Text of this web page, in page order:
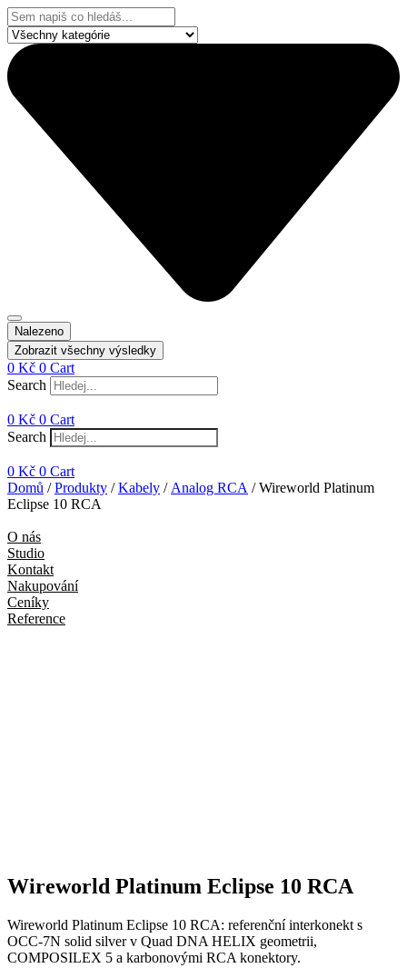
Přejít
k
obsahu
Search
...
Nalezeno
Zobrazit všechny výsledky
0 Kč 0 Cart
Search
0 Kč 0 Cart
Search
0 Kč 0 Cart
Domů /Produkty /Kabely / Analog RCA / Wireworld Platinum
Eclipse 10 RCA
O nás
Studio
Kontakt
Nakupování
Ceníky
Reference
Wireworld Platinum Eclipse 10 RCA
Wireworld Platinum Eclipse 10 RCA: referenční interkonekt s
OCC-7N solid silver v Quad DNA HELIX geometrii,
COMPOSILEX 5 a karbonovými RCA konektory.